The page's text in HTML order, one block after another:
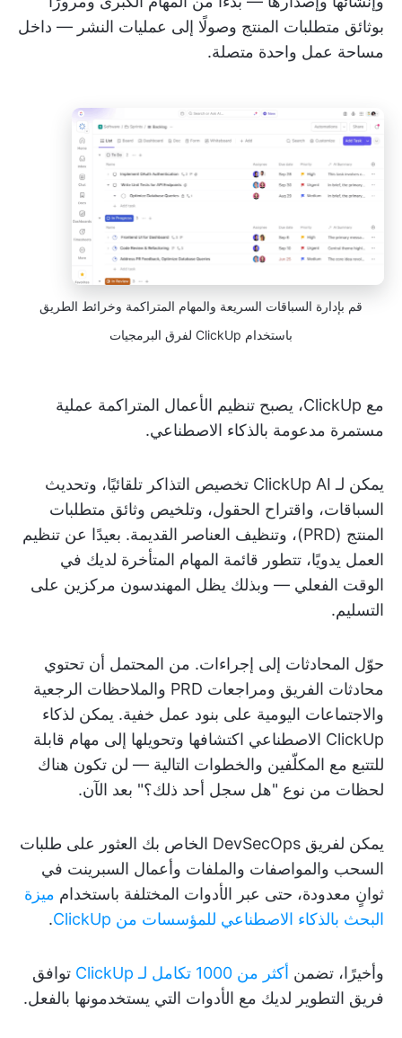
بوثائق متطلبات المنتج وصولًا إلى عمليات النشر — داخل
مساحة عمل واحدة متصلة.
قم بإدارة السباقات السريعة والمهام المتراكمة وخرائط الطريق
باستخدام ClickUp لفرق البرمجيات
مع ClickUp، يصبح تنظيم الأعمال المتراكمة عملية
مستمرة مدعومة بالذكاء الاصطناعي.
يمكن لـ ClickUp AI تخصيص التذاكر تلقائيًا، وتحديث
السباقات، واقتراح الحقول، وتلخيص وثائق متطلبات
المنتج (PRD)، وتنظيف العناصر القديمة. بعيدًا عن تنظيم
العمل يدويًا، تتطور قائمة المهام المتأخرة لديك في
الوقت الفعلي — وبذلك يظل المهندسون مركزين على
التسليم.
حوّل المحادثات إلى إجراءات. من المحتمل أن تحتوي
محادثات الفريق ومراجعات PRD والملاحظات الرجعية
والاجتماعات اليومية على بنود عمل خفية. يمكن لذكاء
ClickUp الاصطناعي اكتشافها وتحويلها إلى مهام قابلة
للتتبع مع المكلّفين والخطوات التالية — لن تكون هناك
لحظات من نوع "هل سجل أحد ذلك؟" بعد الآن.
يمكن لفريق DevSecOps الخاص بك العثور على طلبات
السحب والمواصفات والملفات وأعمال السبرينت في
ثوانٍ معدودة، حتى عبر الأدوات المختلفة باستخدام ميزة
البحث بالذكاء الاصطناعي للمؤسسات من ClickUp
.
وأخيرًا، تضمن أكثر من 1000 تكامل لـ ClickUp
توافق
فريق التطوير لديك مع الأدوات التي يستخدمونها بالفعل.